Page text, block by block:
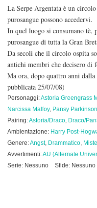
La Serpe Argentata è un
purosangue possono accedervi.
In quel luogo si consumano tè,
purosangue di tutta la Gran
Da secoli che il circolo ospita
antichi membri che decisero di
Ma ora, dopo quattro anni
pubblicata 25/07/08)
Personaggi:Astoria Greengrass
Narcissa Malfoy, Pansy Parkinson
Pairing:Astoria/Draco, Draco/
Ambientazione: Harry Post-
Genere:Angst, Drammatico,
Avvertimenti:AU (Alternate
Serie: Nessuno
Sfide: Nessuno